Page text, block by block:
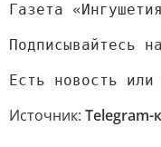
Газета
Подписывайтесь
Есть новость
Источник: Telegram-